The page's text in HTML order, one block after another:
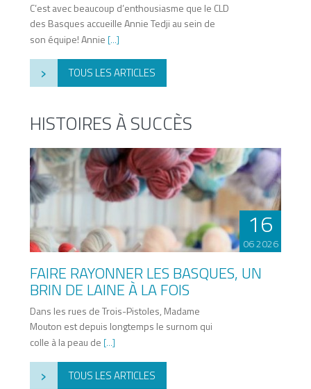
C’est avec beaucoup d’enthousiasme que le CLD
des Basques accueille Annie Tedji au sein de
son équipe! Annie [...]
› TOUS LES ARTICLES
HISTOIRES À SUCCÈS
16
06 2026
FAIRE RAYONNER LES BASQUES, UN
BRIN DE LAINE À LA FOIS
Dans les rues de Trois-Pistoles, Madame
Mouton est depuis longtemps le surnom qui
colle à la peau de [...]
› TOUS LES ARTICLES